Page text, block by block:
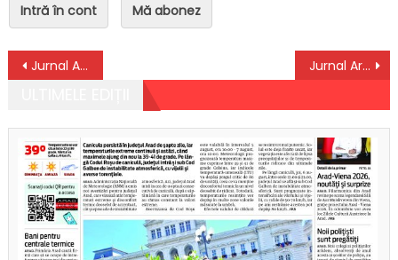
Intră în cont Mă abonez
Navigare în articole
Jurnal Arădean 17.03.2020 Jurnal Arădean 19.03.2020